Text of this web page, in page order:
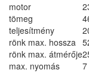
motor
tömeg
teljesítmény
rönk max. hossza
rönk max. átmérője
max. nyomás